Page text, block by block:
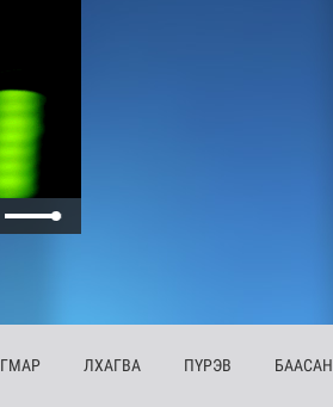
ГМАР ЛХАГВА ПҮРЭВ БААСАН